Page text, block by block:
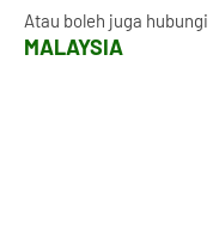
Atau boleh juga hubungi
MALAYSIA